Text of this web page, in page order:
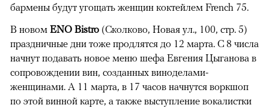
бармены будут угощать женщин коктейлем French 75.
В новом ENO Bistro (Сколково, Новая ул., 100, стр. 5)
праздничные дни тоже продлятся до 12 марта. С 8 числа
начнут подавать новое меню шефа Евгения Цыганова в
сопровождении вин, созданных виноделами-
женщинами. А 11 марта, в 17 часов начнутся воркшоп
по этой винной карте, а также выступление вокалистки